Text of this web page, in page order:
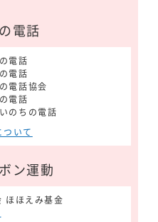
電話
電話
電話
電話協会
電話
のちの電話
ついて
ン運動
ほほえみ基金